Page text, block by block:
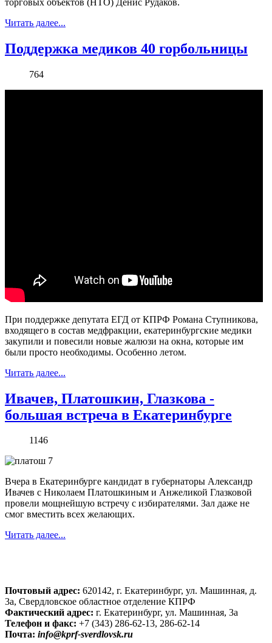
Читать далее...
Поддержка медиков 40 горбольницы
764
При поддержке депутата ЕГД от КПРФ Романа Ступникова,
входящего в состав медфракции, екатеринбургские медики
закупили и повесили новые жалюзи на окна, которые им
были просто необходимы. Особенно летом.
Читать далее...
Ивачев, Платошкин, Глазкова -
большая встреча в Екатеринбурге
1146
Вчера в Екатеринбурге кандидат в губернаторы Александр
Ивачев с Николаем Платошкиным и Анжеликой Глазковой
провели мощнейшую встречу с избирателями. Зал даже не
смог вместить всех желающих.
Читать далее...
Почтовый адрес: 620142, г. Екатеринбург, ул. Машинная, д.
3а, Свердловское областное отделение КПРФ
Фактический адрес: г. Екатеринбург, ул. Машинная, 3а
Телефон и факс: +7 (343) 286-62-13, 286-62-14
Почта: info@kprf-sverdlovsk.ru